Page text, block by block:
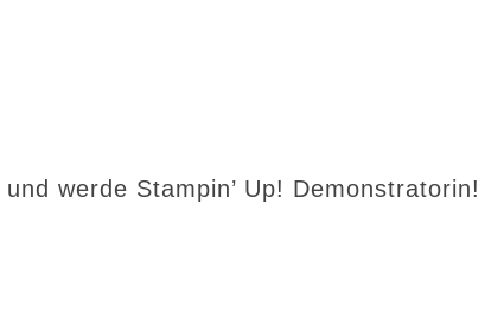
werde Stampin’ Up! Demonstratorin!